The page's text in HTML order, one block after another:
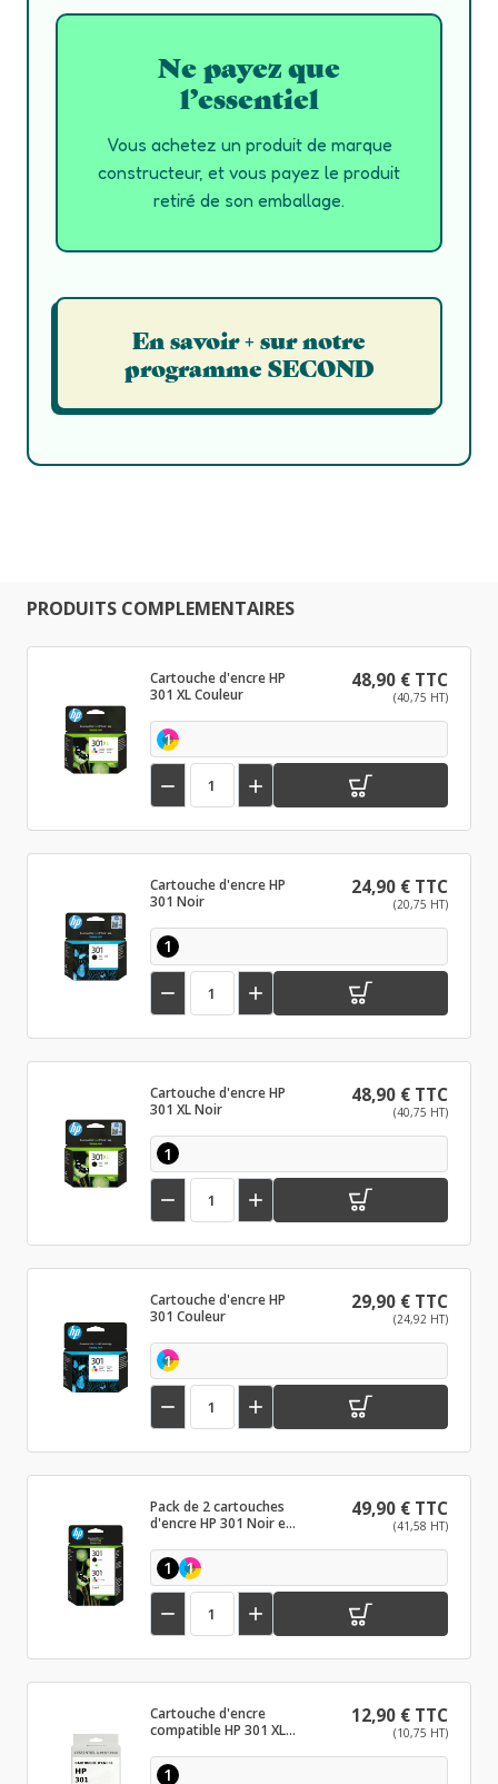
Ne payez que
l’essentiel
Vous achetez un produit de marque
constructeur, et vous payez le produit
retiré de son emballage.
En savoir + sur notre
programme SECOND
PRODUITS COMPLEMENTAIRES
Cartouche d'encre HP
301 XL Couleur
48,90 € TTC
(40,75 HT)
1
 
Cartouche d'encre HP
301 Noir
24,90 € TTC
(20,75 HT)
1
 
Cartouche d'encre HP
301 XL Noir
48,90 € TTC
(40,75 HT)
1
 
Cartouche d'encre HP
301 Couleur
29,90 € TTC
(24,92 HT)
1
 
Pack de 2 cartouches
d'encre HP 301 Noir et
49,90 € TTC
(41,58 HT)
1 1
 
Cartouche d'encre
compatible HP 301 XL
12,90 € TTC
(10,75 HT)
1